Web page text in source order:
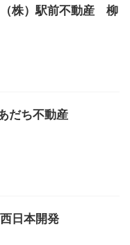
株）駅前不動産 柳
だち不動産
日本開発